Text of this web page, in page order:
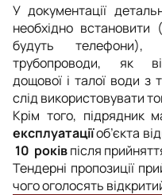
У документації
необхідно встановити
будуть телефони),
трубопроводи, як
дощової і талої води з
слід використовувати
Крім того, підрядник
експлуатаціїоб’єкта
10 роківпісля
Тендерні пропозиції
чого оголосять